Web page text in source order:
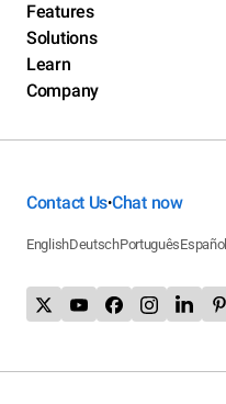
Features
Solutions
Learn
Company
Contact Us•Chat now
EnglishDeutschPortuguêsEspañol